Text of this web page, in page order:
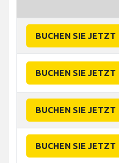
BUCHEN SIE JETZT
BUCHEN SIE JETZT
BUCHEN SIE JETZT
BUCHEN SIE JETZT